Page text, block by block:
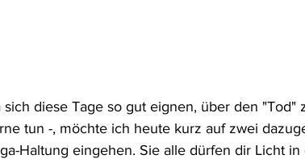
sich diese Tage so gut eignen, über den
tun -, möchte ich heute kurz auf zwei
Haltung eingehen. Sie alle dürfen dir Licht